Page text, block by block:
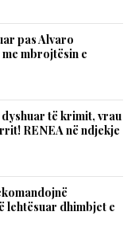
pas Alvaro
mbrojtësin e
të krimit, vrau
RENEA në ndjekje
lehtësuar dhimbjet e